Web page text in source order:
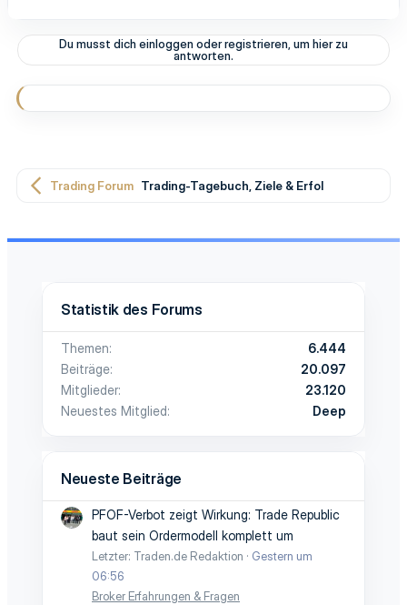
Du musst dich einloggen oder registrieren, um hier zu
antworten.
Trading Forum Trading-Tagebuch, Ziele & Erfolge
Statistik des Forums
Themen
6.444
Beiträge
20.097
Mitglieder
23.120
Neuestes Mitglied
Deep
Neueste Beiträge
PFOF-Verbot zeigt Wirkung: Trade Republic
baut sein Ordermodell komplett um
Letzter: Traden.de Redaktion
Gestern um
06:56
Broker Erfahrungen & Fragen